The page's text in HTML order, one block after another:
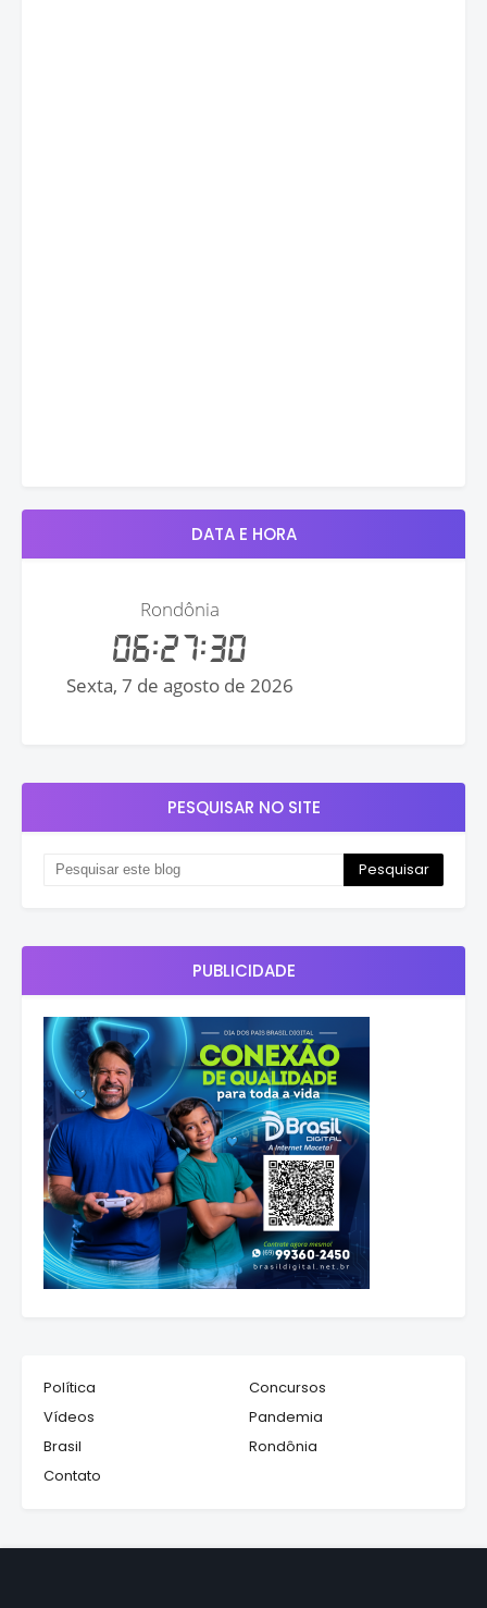
DATA E HORA
PESQUISAR NO SITE
PUBLICIDADE
Política
Concursos
Vídeos
Pandemia
Brasil
Rondônia
Contato